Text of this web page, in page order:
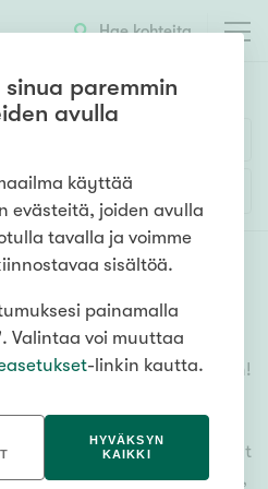
Hae kohteita
3h 4h 5h+
(6379)
oli tarpeesi mikä vain!
kiinteistönvälittäjien
kenties elämäsi
Katso alta kaikki myytävät
kätevää hakutyökaluamme,
sinua paremmin
avulla
käyttää
evästeitä, joiden avulla
tavalla ja voimme
sisältöä.
painamalla
Valintaa voi muuttaa
-linkin kautta.
HYVÄKSYN
KAIKKI